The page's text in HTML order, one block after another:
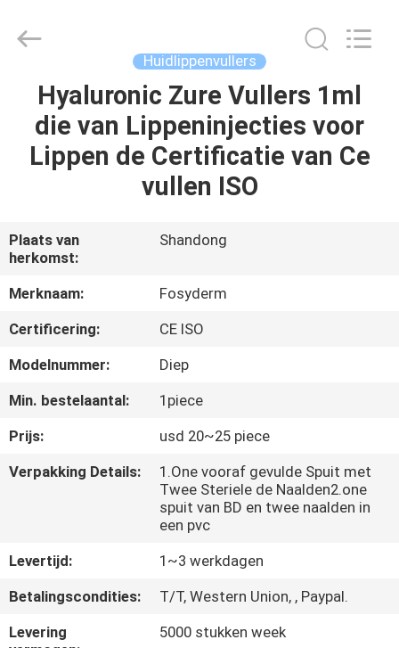
HUIS
PRODUCTEN
ONS
FABRIEKSTOCHT
KWALITEITSCONTROLE
NEEM
CONTACT
MET
NIEUWS
Trading
Huidlippenvullers
Hyaluronic Zure Vullers 1ml
die van Lippeninjecties voor
Lippen de Certificatie van Ce
vullen ISO
Plaats van
herkomst:
Shandong
Merknaam:
Fosyderm
Certificering:
CE ISO
Modelnummer:
Diep
Min. bestelaantal:
1piece
Prijs:
usd 20~25 piece
Verpakking Details:
1.One vooraf gevulde Spuit met
Twee Steriele de Naalden2.one
spuit van BD en twee naalden in
een pvc
Levertijd:
1~3 werkdagen
Betalingscondities:
T/T, Western Union, , Paypal.
Levering
5000 stukken week